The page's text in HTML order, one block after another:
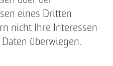
eines Dritten
nicht Ihre Interessen
überwiegen.